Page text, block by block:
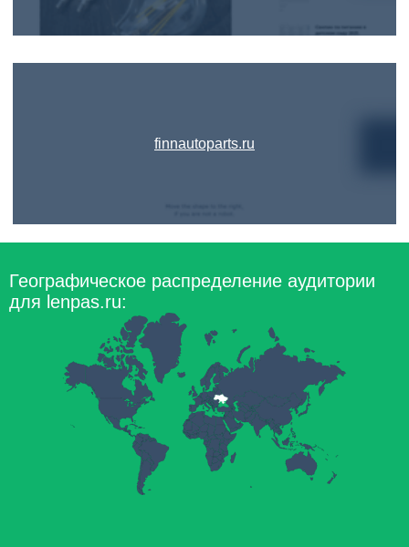
finnautoparts.ru
Географическое распределение аудитории
для lenpas.ru: